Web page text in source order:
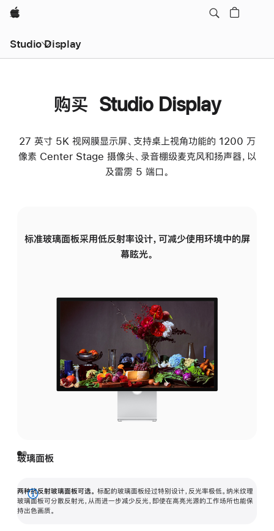
Apple
Studio Display
购买 Studio Display
27 英寸 5K 视网膜显示屏、支持桌上视角功能的 1200 万
像素 Center Stage 摄像头、录音棚级麦克风和扬声器，以
及雷雳 5 端口。
标准玻璃面板采用低反射率设计，可减少使用环境中的屏
幕眩光。
玻璃面板
两种抗反射玻璃面板可选。 标配的玻璃面板经过特别设计，反光率极低。纳米纹理
玻璃面板可分散反射光，从而进一步减少反光，即使在高亮光源的工作场所也能保
持出色画质。
展
开